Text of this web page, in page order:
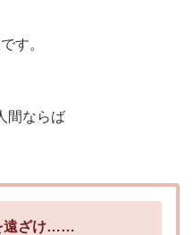
す。
間ならば
遠ざけ……